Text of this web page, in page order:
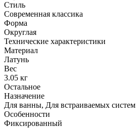
Стиль
Современная классика
Форма
Округлая
Технические характеристики
Материал
Латунь
Вес
3.05 кг
Остальное
Назначение
Для ванны, Для встраиваемых систем
Особенности
Фиксированный